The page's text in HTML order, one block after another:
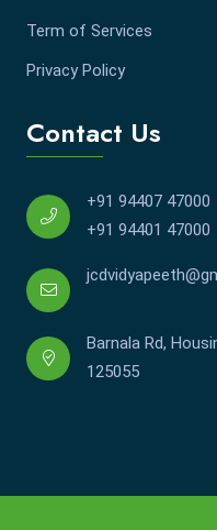
Term of Services
Privacy Policy
Contact Us
+91 94407 47000
+91 94401 47000
Barnala Rd,
125055